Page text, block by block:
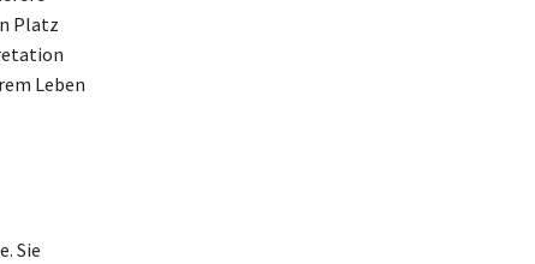
Platz
Leben
Sie